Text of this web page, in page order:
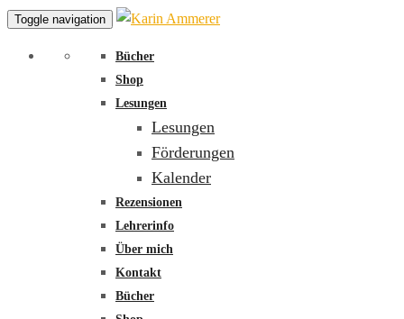
Toggle navigation
Bücher
Shop
Lesungen
Lesungen
Förderungen
Kalender
Rezensionen
Lehrerinfo
Über mich
Kontakt
Bücher